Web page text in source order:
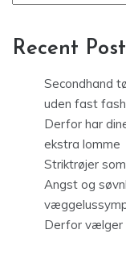
Recent
Secondhand
uden fast
Derfor har
ekstra lomme
Striktrøjer
Angst og
Derfor vælger